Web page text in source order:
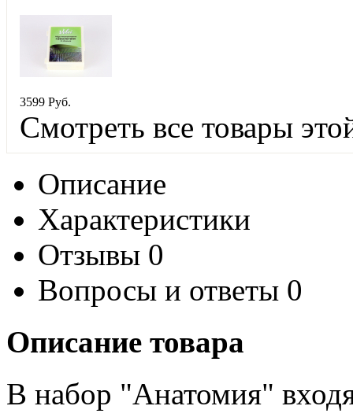
3599 Руб.
Смотреть все товары
Описание
Характеристики
Отзывы 0
Вопросы и ответы 0
Описание товара
В набор "Анатомия"